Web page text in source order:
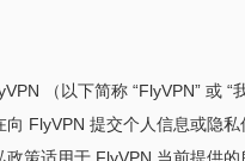
（以下简称 “FlyVPN” 或
FlyVPN 提交个人信息或隐